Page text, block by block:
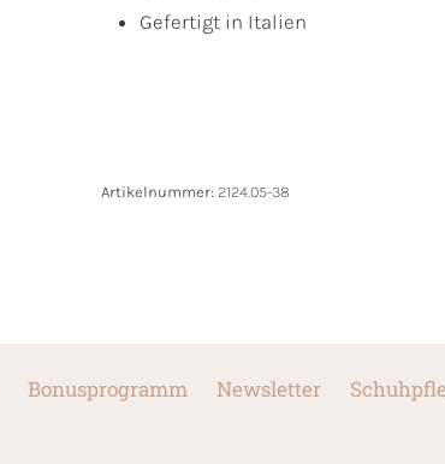
Gefertigt in Italien
Artikelnummer: 2124.05-38
Bonusprogramm Newsletter